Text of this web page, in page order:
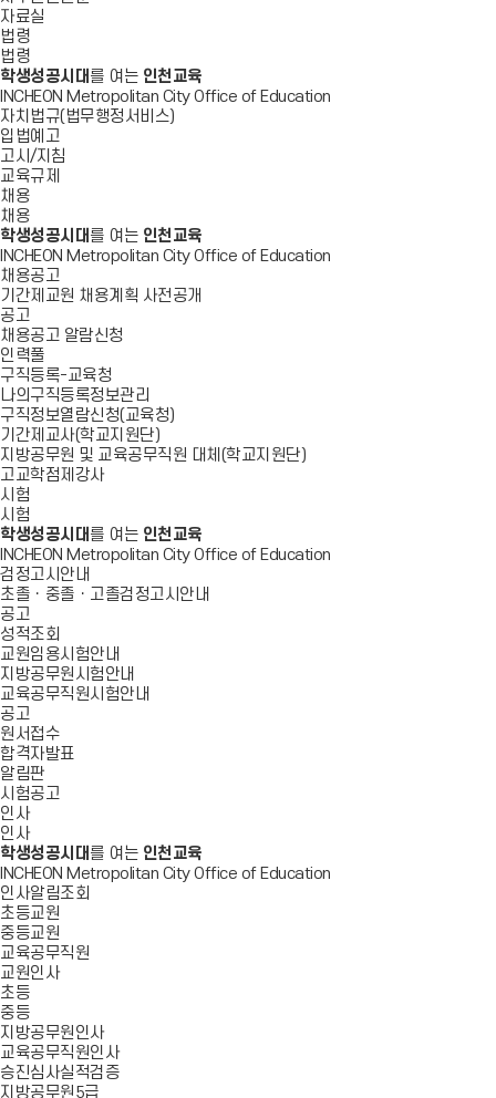
자료실
법령
법령
학생성공시대 를 여는 인천교육
INCHEON Metropolitan City Office of Education
자치법규(법무행정서비스)
입법예고
고시/지침
교육규제
채용
채용
학생성공시대 를 여는 인천교육
INCHEON Metropolitan City Office of Education
채용공고
기간제교원 채용계획 사전공개
공고
채용공고 알람신청
인력풀
구직등록-교육청
나의구직등록정보관리
구직정보열람신청(교육청)
기간제교사(학교지원단)
지방공무원 및 교육공무직원 대체(학교지원단)
고교학점제강사
시험
시험
학생성공시대 를 여는 인천교육
INCHEON Metropolitan City Office of Education
검정고시안내
초졸ㆍ중졸ㆍ고졸검정고시안내
공고
성적조회
교원임용시험안내
지방공무원시험안내
교육공무직원시험안내
공고
원서접수
합격자발표
알림판
시험공고
인사
인사
학생성공시대 를 여는 인천교육
INCHEON Metropolitan City Office of Education
인사알림조회
초등교원
중등교원
교육공무직원
교원인사
초등
중등
지방공무원인사
교육공무직원인사
승진심사실적검증
지방공무원5급